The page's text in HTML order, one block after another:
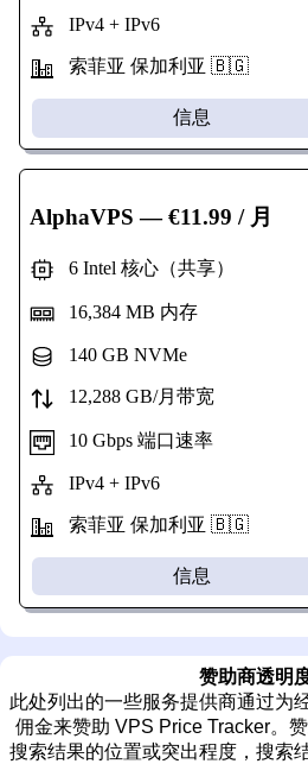
IPv4 + IPv6
索菲亚 保加利亚 🇧🇬
信息
AlphaVPS — €11.99 / 月
6 Intel 核心（共享）
16,384 MB 内存
140 GB NVMe
12,288 GB/月带宽
10 Gbps 端口速率
IPv4 + IPv6
索菲亚 保加利亚 🇧🇬
信息
赞助商透明
此处列出的一些服务提供商通过为
佣金来赞助 VPS Price Tracker。
搜索结果的位置或突出程度，搜索